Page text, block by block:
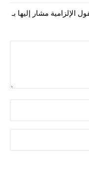
الإلزامية مشار إليها بـ